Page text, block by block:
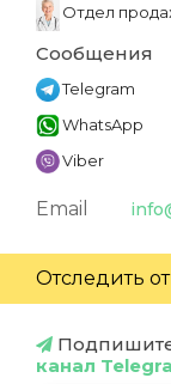
Отдел
Сообщения
Telegram
WhatsApp
Viber
Email
Отследить
канал